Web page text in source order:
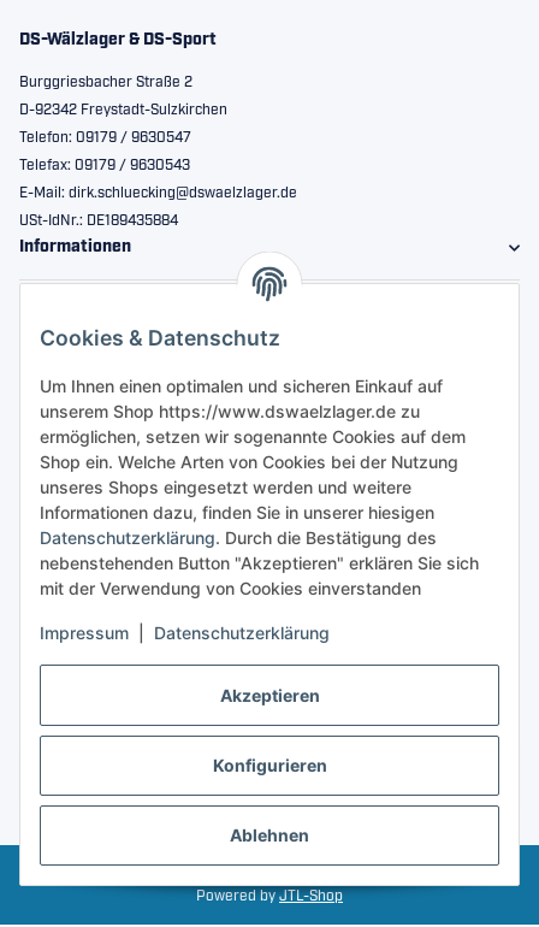
Akzeptieren
Konfigurieren
Ablehnen
Cookies & Datenschutz
Um Ihnen einen optimalen und sicheren Einkauf auf
unserem Shop https://www.dswaelzlager.de zu
ermöglichen, setzen wir sogenannte Cookies auf dem
Shop ein. Welche Arten von Cookies bei der Nutzung
unseres Shops eingesetzt werden und weitere
Informationen dazu, finden Sie in unserer hiesigen
Datenschutzerklärung. Durch die Bestätigung des
nebenstehenden Button "Akzeptieren" erklären Sie sich
mit der Verwendung von Cookies einverstanden
Impressum Datenschutzerklärung
DS-Wälzlager & DS-Sport
Burggriesbacher Straße 2
D-92342 Freystadt-Sulzkirchen
Telefon: 09179 / 9630547
Telefax: 09179 / 9630543
E-Mail: dirk.schluecking@dswaelzlager.de
USt-IdNr.: DE189435884
Informationen
Sicher bestellen
Vertrag widerrufen
* Alle Preise inkl. gesetzlicher USt., zzgl.Versand
Powered byJTL-Shop